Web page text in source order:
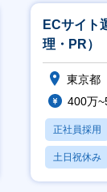
ECサイト
理・PR）
東京都
400万
正社員採用
土日祝休み
産休・育休